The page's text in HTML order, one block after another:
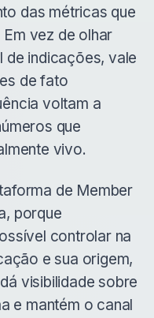
das métricas que
vez de olhar
de indicações, vale
de fato
voltam a
que
vivo.
de Member
porque
controlar na
e sua origem,
visibilidade sobre
e mantém o canal